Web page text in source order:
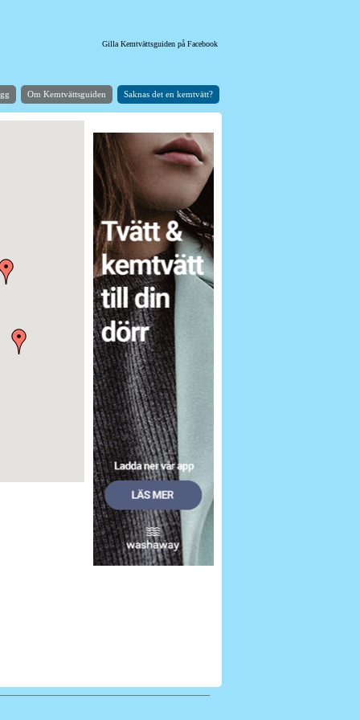
Gilla Kemtvättsguiden på Facebook
Saknas det en kemtvätt?
Om Kemtvättsguiden